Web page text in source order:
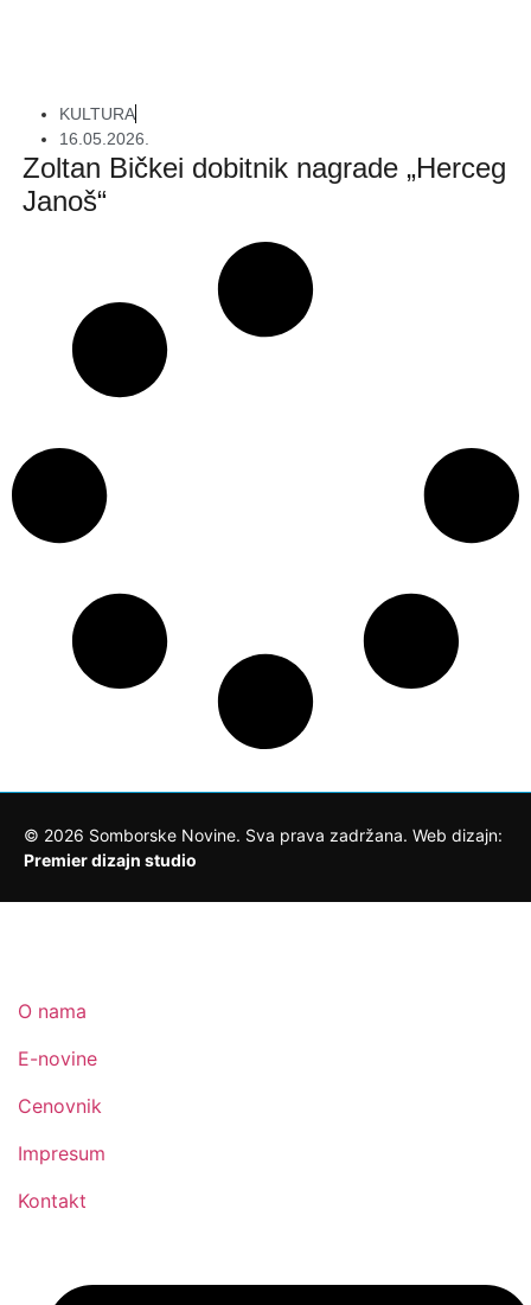
KULTURA
16.05.2026.
Zoltan Bičkei dobitnik nagrade „Herceg
Janoš“
© 2026 Somborske Novine. Sva prava zadržana. Web dizajn:
Premier dizajn studio
O nama
E-novine
Cenovnik
Impresum
Kontakt